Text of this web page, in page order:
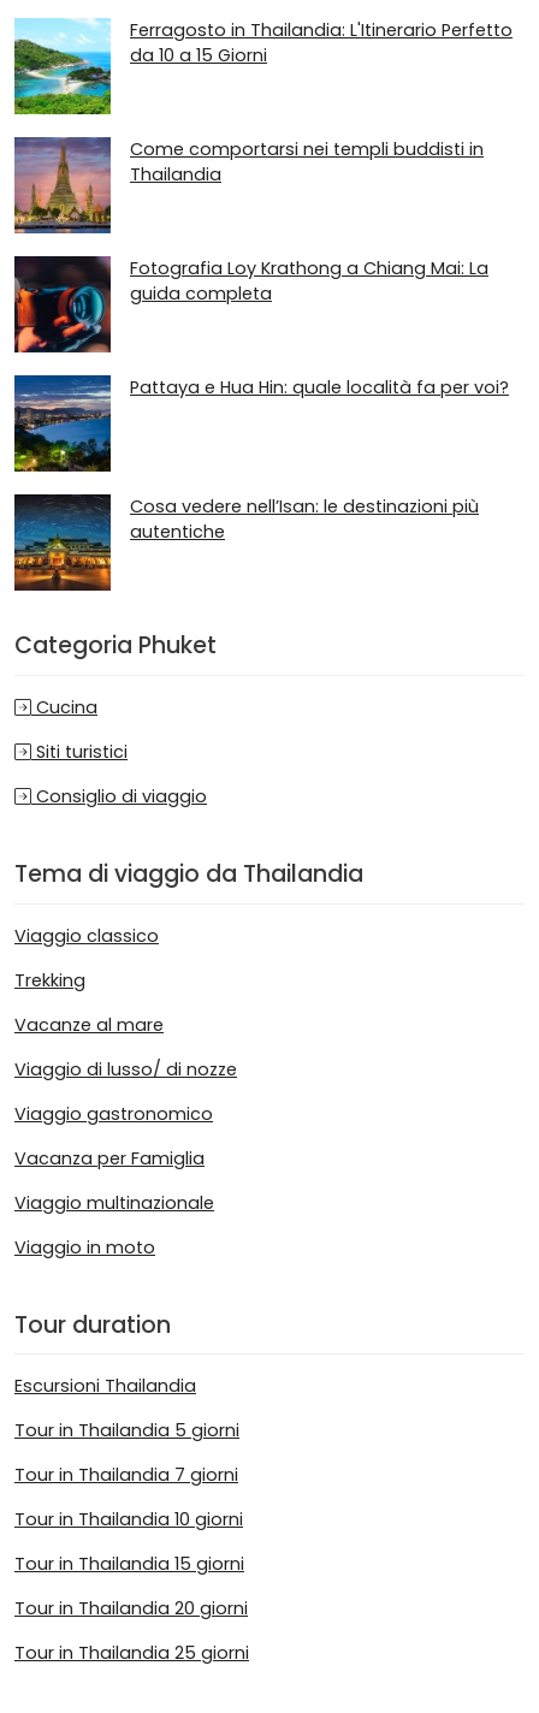
Ferragosto in Thailandia: L'Itinerario Perfetto
da 10 a 15 Giorni
Come comportarsi nei templi buddisti in
Thailandia
Fotografia Loy Krathong a Chiang Mai: La
guida completa
Pattaya e Hua Hin: quale località fa per voi?
Cosa vedere nell’Isan: le destinazioni più
autentiche
Categoria Phuket
Cucina
Siti turistici
Consiglio di viaggio
Tema di viaggio da Thailandia
Viaggio classico
Trekking
Vacanze al mare
Viaggio di lusso/ di nozze
Viaggio gastronomico
Vacanza per Famiglia
Viaggio multinazionale
Viaggio in moto
Tour duration
Escursioni Thailandia
Tour in Thailandia 5 giorni
Tour in Thailandia 7 giorni
Tour in Thailandia 10 giorni
Tour in Thailandia 15 giorni
Tour in Thailandia 20 giorni
Tour in Thailandia 25 giorni